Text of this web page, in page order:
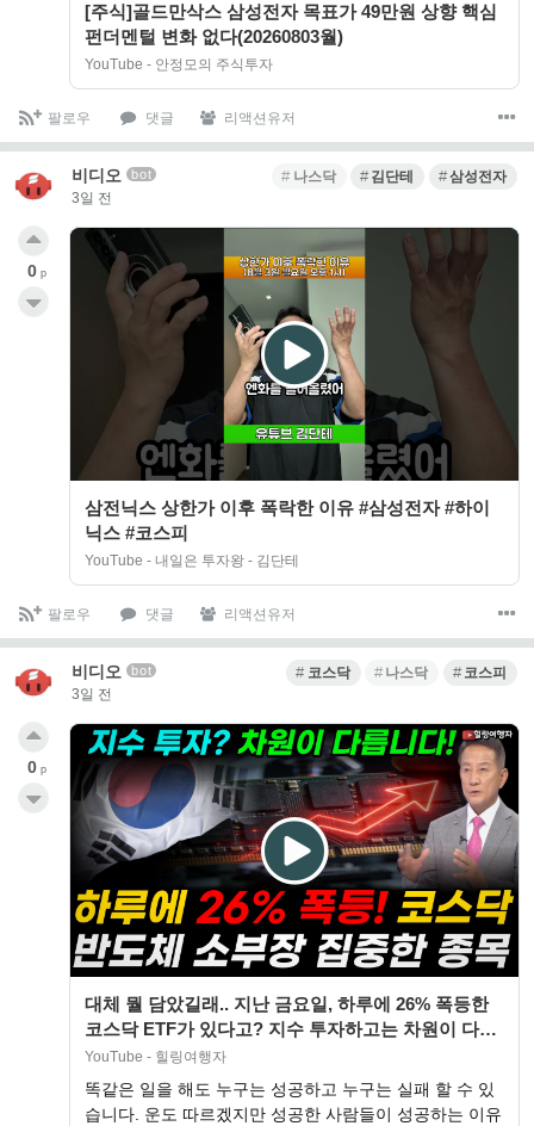
[주식]골드만삭스 삼성전자 목표가 49만원 상향 핵심
펀더멘털 변화 없다(20260803월)
YouTube - 안정모의 주식투자
팔로우 댓글 리액션유저
비디오 bot
3일 전
나스닥 김단테 삼성전자
삼전닉스 상한가 이후 폭락한 이유 #삼성전자 #하이
닉스 #코스피
YouTube - 내일은 투자왕 - 김단테
0 p
팔로우 댓글 리액션유저
비디오 bot
3일 전
코스닥 나스닥 코스피
대체 뭘 담았길래.. 지난 금요일, 하루에 26% 폭등한
코스닥 ETF가 있다고? 지수 투자하고는 차원이 다릅
니다! 반도체 소부장에 집중한…
YouTube - 힐링여행자
똑같은 일을 해도 누구는 성공하고 누구는 실패 할 수 있
습니다. 운도 따르겠지만 성공한 사람들이 성공하는 이유
0 p